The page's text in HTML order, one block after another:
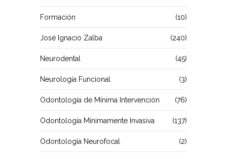
Formación (10)
José Ignacio Zalba (240)
Neurodental (45)
Neurología Funcional (3)
Odontología de Mínima Intervención (76)
Odontología Mínimamente Invasiva (137)
Odontología Neurofocal (2)